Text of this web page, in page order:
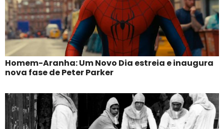
Homem-Aranha: Um Novo Dia estreia e inaugura
nova fase de Peter Parker